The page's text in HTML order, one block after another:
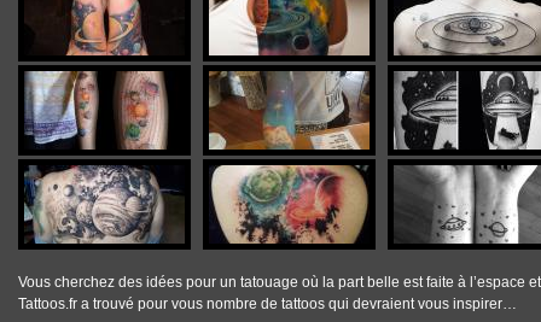
Vous cherchez des idées pour un tatouage où la part belle est faite à l’espace
Tattoos.fr a trouvé pour vous nombre de tattoos qui devraient vous inspirer…